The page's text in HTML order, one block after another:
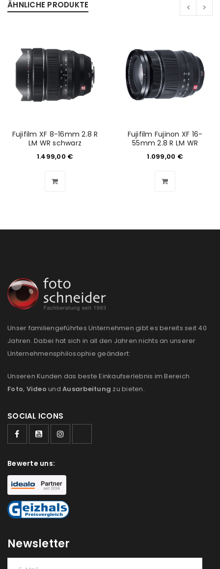
Passwort *
Anmeldeformular geschützt durchWP Captcha
Angemeldet bleiben
ANMELDEN
REGISTRIEREN
us
Ich stimme zu
Ja, ich möchte ein Kundenkonto eröffnen und
akzeptiere dieDatenschutzerklärung. *
ÄHNLICHE PRODUKTE
Fujifilm XF 8-16mm 2.8 R
LM WR schwarz
1.499,00 €
Fujifilm Fujinon XF 16-
55mm 2.8 R LM WR
1.099,00 €
Unser familiengeführtes Unternehmen gibt es bereits seit 40
Jahren. Dabei hat sich in all den Jahren nichts an unserer
Unternehmensphilosophie geändert:
Unseren Kunden das beste Einkaufserlebnis im Bereich
Foto, Video und Ausarbeitung zu bieten.
SOCIAL ICONS
Bewerte uns:
Newsletter